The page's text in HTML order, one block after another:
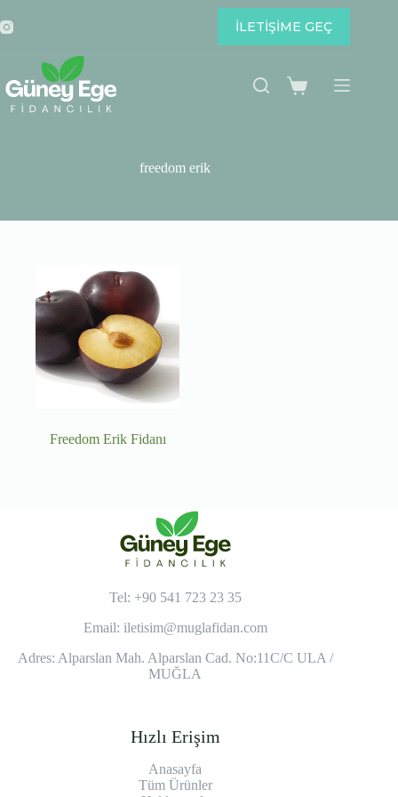
to
content
İLETİŞİME GEÇ
Shopping
freedom erik
Freedom Erik Fidanı
Tel: +90 541 723 23 35
Email: iletisim@muglafidan.com
Adres: Alparslan Mah. Alparslan Cad. No:11C/C ULA /
MUĞLA
Hızlı Erişim
Anasayfa
Tüm Ürünler